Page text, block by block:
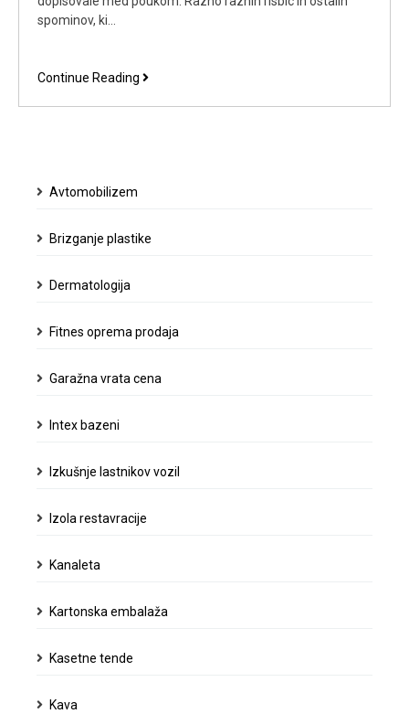
spominov, ki…
Continue Reading Prijatelju
Avtomobilizem
Brizganje plastike
Dermatologija
Fitnes oprema prodaja
Garažna vrata cena
Intex bazeni
Izkušnje lastnikov vozil
Izola restavracije
Kanaleta
Kartonska embalaža
Kasetne tende
Kava